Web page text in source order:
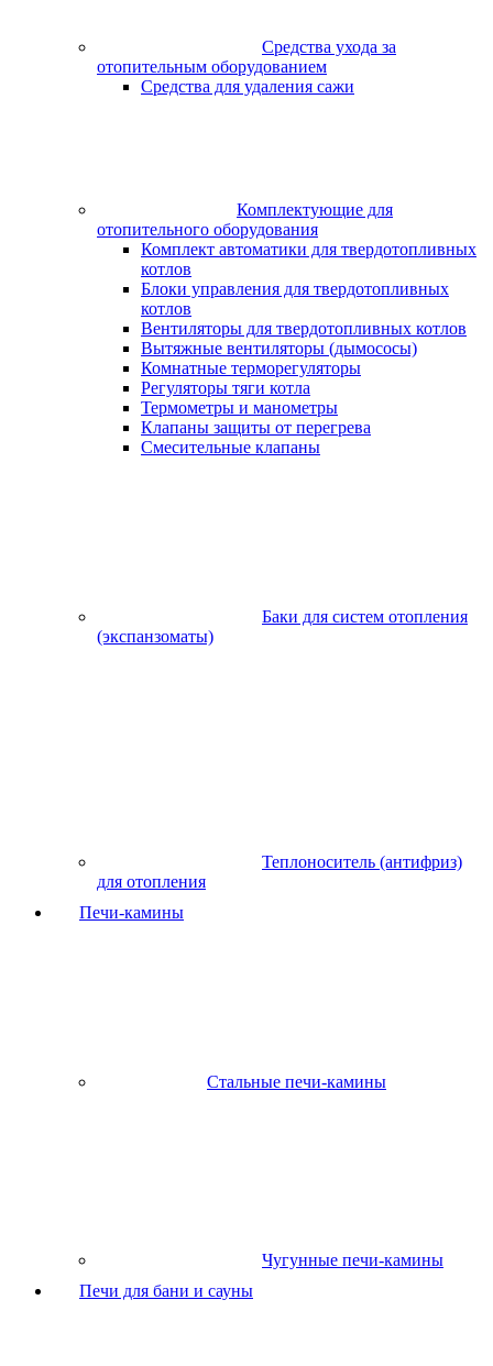
Средства ухода за
отопительным оборудованием
Средства для удаления сажи
Комплектующие для
отопительного оборудования
Комплект автоматики для твердотопливных
котлов
Блоки управления для твердотопливных
котлов
Вентиляторы для твердотопливных котлов
Вытяжные вентиляторы (дымососы)
Комнатные терморегуляторы
Регуляторы тяги котла
Термометры и манометры
Клапаны защиты от перегрева
Смесительные клапаны
Баки для систем отопления
(экспанзоматы)
Теплоноситель (антифриз)
для отопления
Печи-камины
Стальные печи-камины
Чугунные печи-камины
Печи для бани и сауны